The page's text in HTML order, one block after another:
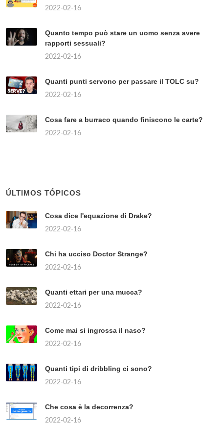
2022-02-16
Quanto tempo può stare un uomo senza avere
rapporti sessuali?
2022-02-16
Quanti punti servono per passare il TOLC su?
2022-02-16
Cosa fare a burraco quando finiscono le carte?
2022-02-16
ÚLTIMOS TÓPICOS
Cosa dice l'equazione di Drake?
2022-02-16
Chi ha ucciso Doctor Strange?
2022-02-16
Quanti ettari per una mucca?
2022-02-16
Come mai si ingrossa il naso?
2022-02-16
Quanti tipi di dribbling ci sono?
2022-02-16
Che cosa è la decorrenza?
2022-02-16